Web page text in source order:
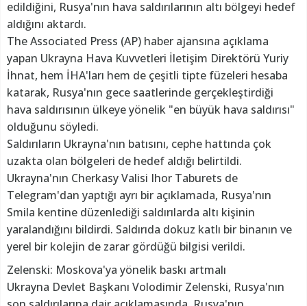
edildiğini, Rusya'nın hava saldırılarının altı bölgeyi hedef
aldığını aktardı.
The Associated Press (AP) haber ajansına açıklama
yapan Ukrayna Hava Kuvvetleri İletişim Direktörü Yuriy
İhnat, hem İHA'ları hem de çeşitli tipte füzeleri hesaba
katarak, Rusya'nın gece saatlerinde gerçekleştirdiği
hava saldırısının ülkeye yönelik "en büyük hava saldırısı"
olduğunu söyledi.
Saldırıların Ukrayna'nın batısını, cephe hattında çok
uzakta olan bölgeleri de hedef aldığı belirtildi.
Ukrayna'nın Cherkasy Valisi Ihor Taburets de
Telegram'dan yaptığı ayrı bir açıklamada, Rusya'nın
Smila kentine düzenlediği saldırılarda altı kişinin
yaralandığını bildirdi. Saldırıda dokuz katlı bir binanın ve
yerel bir kolejin de zarar gördüğü bilgisi verildi.
Zelenski: Moskova'ya yönelik baskı artmalı
Ukrayna Devlet Başkanı Volodimir Zelenski, Rusya'nın